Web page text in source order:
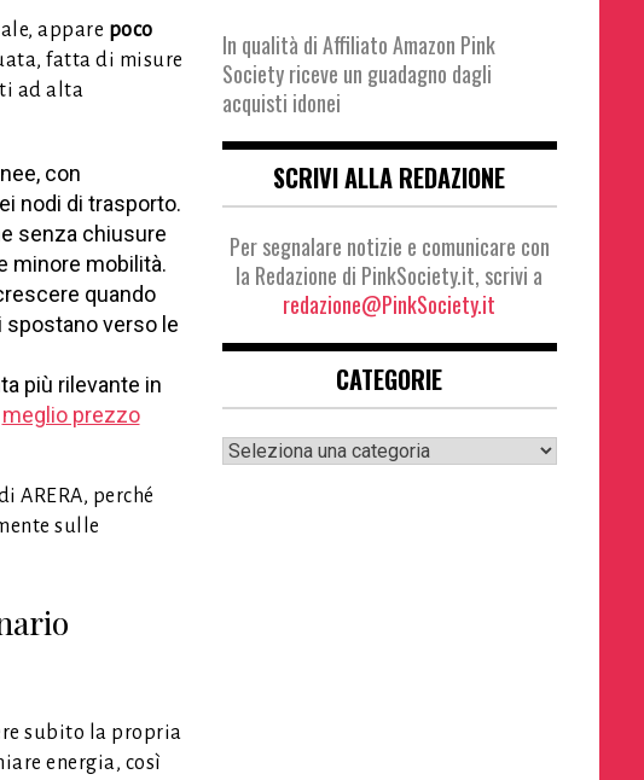
appare poco
fatta di misure
ad alta
con
nodi di trasporto.
senza chiusure
minore mobilità.
quando
verso le
più rilevante in
meglio prezzo
ARERA, perché
sulle
subito la propria
energia, così
In qualità di Affiliato Amazon Pink
Society riceve un guadagno dagli
acquisti idonei
SCRIVI ALLA REDAZIONE
Per segnalare notizie e comunicare con
la Redazione di PinkSociety.it, scrivi a
redazione@PinkSociety.it
CATEGORIE
Categorie